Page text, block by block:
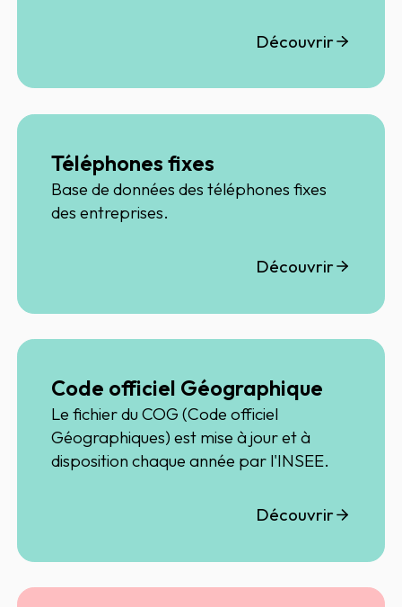
Découvrir
Téléphones fixes
Base de données des téléphones fixes
des entreprises.
Découvrir
Code officiel Géographique
Le fichier du COG (Code officiel
Géographiques) est mise à jour et à
disposition chaque année par l'INSEE.
Découvrir